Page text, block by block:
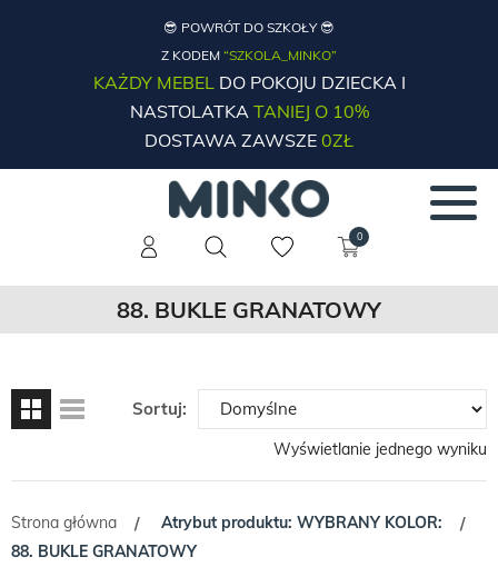
😎 POWRÓT DO SZKOŁY 😎
Z KODEM “SZKOLA_MINKO”
KAŻDY MEBELDO POKOJU DZIECKA I
NASTOLATKATANIEJ O 10%
DOSTAWA ZAWSZE 0ZŁ
0
88. BUKLE GRANATOWY
Sortuj:
Wyświetlanie jednego wyniku
Strona główna / Atrybut produktu: WYBRANY KOLOR:
/
88. BUKLE GRANATOWY